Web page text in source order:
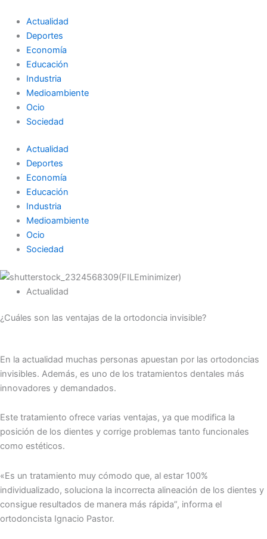
contenido
Actualidad
Deportes
Economía
Educación
Industria
Medioambiente
Ocio
Sociedad
Actualidad
Deportes
Economía
Educación
Industria
Medioambiente
Ocio
Sociedad
Actualidad
¿Cuáles son las ventajas de la ortodoncia invisible?
En la actualidad muchas personas apuestan por las ortodoncias
invisibles. Además, es uno de los tratamientos dentales más
innovadores y demandados.
Este tratamiento ofrece varias ventajas, ya que modifica la
posición de los dientes y corrige problemas tanto funcionales
como estéticos.
«Es un tratamiento muy cómodo que, al estar 100%
individualizado, soluciona la incorrecta alineación de los dientes y
consigue resultados de manera más rápida”, informa el
ortodoncista Ignacio Pastor.